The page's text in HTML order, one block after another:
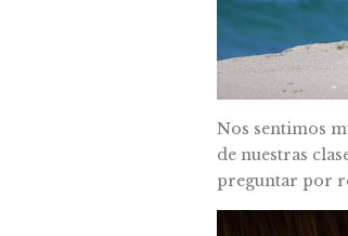
Nos sentimos
de nuestras
preguntar por